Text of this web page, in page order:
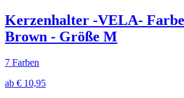
Kerzenhalter -VELA-
Brown - Größe M
7 Farben
ab € 10,95